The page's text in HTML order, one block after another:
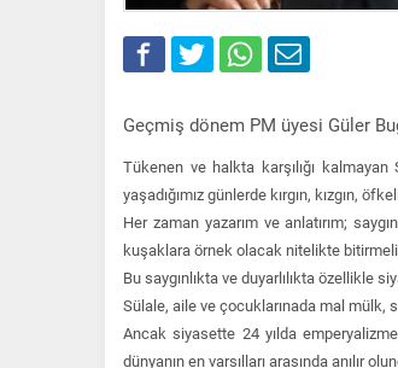
Geçmiş dönem PM üyesi Güler
Tükenen ve halkta karşılığı
yaşadığımız günlerde kırgın, kızgın,
Her zaman yazarım ve anlatırım;
kuşaklara örnek olacak nitelikte
Bu saygınlıkta ve duyarlılıkta özellikle
Sülale, aile ve çocuklarınada mal mülk,
Ancak siyasette 24 yılda
dünyanın en varsılları arasında anılır